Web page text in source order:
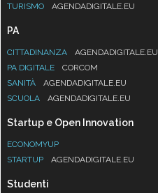
TURISMO
AGENDADIGITALE.EU
PA
CITTADINANZA
AGENDADIGITALE.EU
PA DIGITALE
CORCOM
SANITÀ
AGENDADIGITALE.EU
SCUOLA
AGENDADIGITALE.EU
Startup e Open Innovation
ECONOMYUP
STARTUP
AGENDADIGITALE.EU
Studenti